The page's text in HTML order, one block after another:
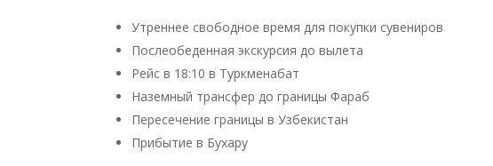
Утреннее свободное время для покупки сувениров
Послеобеденная экскурсия до вылета
Рейс в 18:10 в Туркменабат
Наземный трансфер до границы Фараб
Пересечение границы в Узбекистан
Прибытие в Бухару